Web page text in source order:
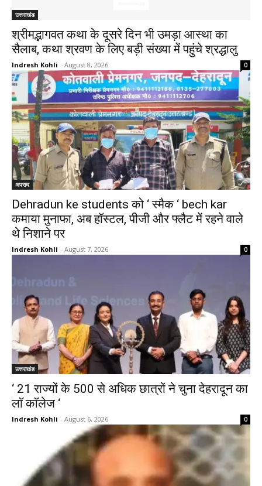
उत्तराखंड
श्रीमद्भागवत कथा के दूसरे दिन भी उमड़ा आस्था का
सैलाब, कथा श्रवण के लिए बड़ी संख्या में पहुंचे श्रद्धालु
Indresh Kohli - August 8, 2026 0
अपराध
Dehradun ke students को ‘ स्मैक ‘ bech kar
कमाया मुनाफा, अब हॉस्टल, पीजी और फ्लैट में रहने वाले
थे निशाने पर
Indresh Kohli - August 7, 2026 0
उत्तराखंड
‘ 21 राज्यों के 500 से अधिक छात्रों ने चुना देहरादून का
लाॅ काॅलेज ‘
Indresh Kohli - August 6, 2026 0